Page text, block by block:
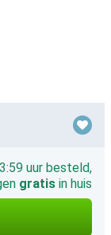
uur besteld,
gratis in huis